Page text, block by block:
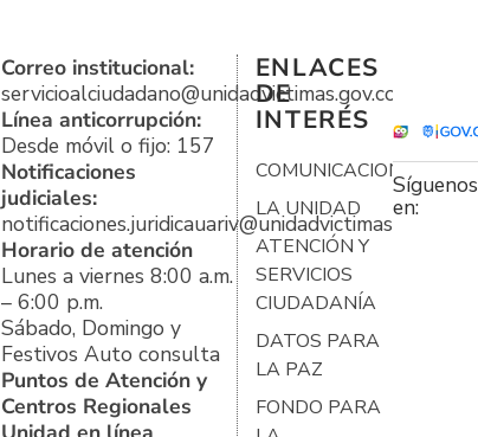
Correo institucional:
servicioalciudadano@unidadvictimas.gov.co
Línea anticorrupción:
Desde móvil o fijo: 157
Notificaciones
judiciales:
notificaciones.juridicauariv@unidadvictimas.gov.co
Horario de atención
Lunes a viernes 8:00 a.m.
– 6:00 p.m.
Sábado, Domingo y
Festivos Auto consulta
Puntos de Atención y
Centros Regionales
ENLACES
DE
INTERÉS
COMUNICACIONES
LA UNIDAD
ATENCIÓN Y
SERVICIOS
CIUDADANÍA
DATOS PARA
LA PAZ
FONDO PARA
Síguenos
en: